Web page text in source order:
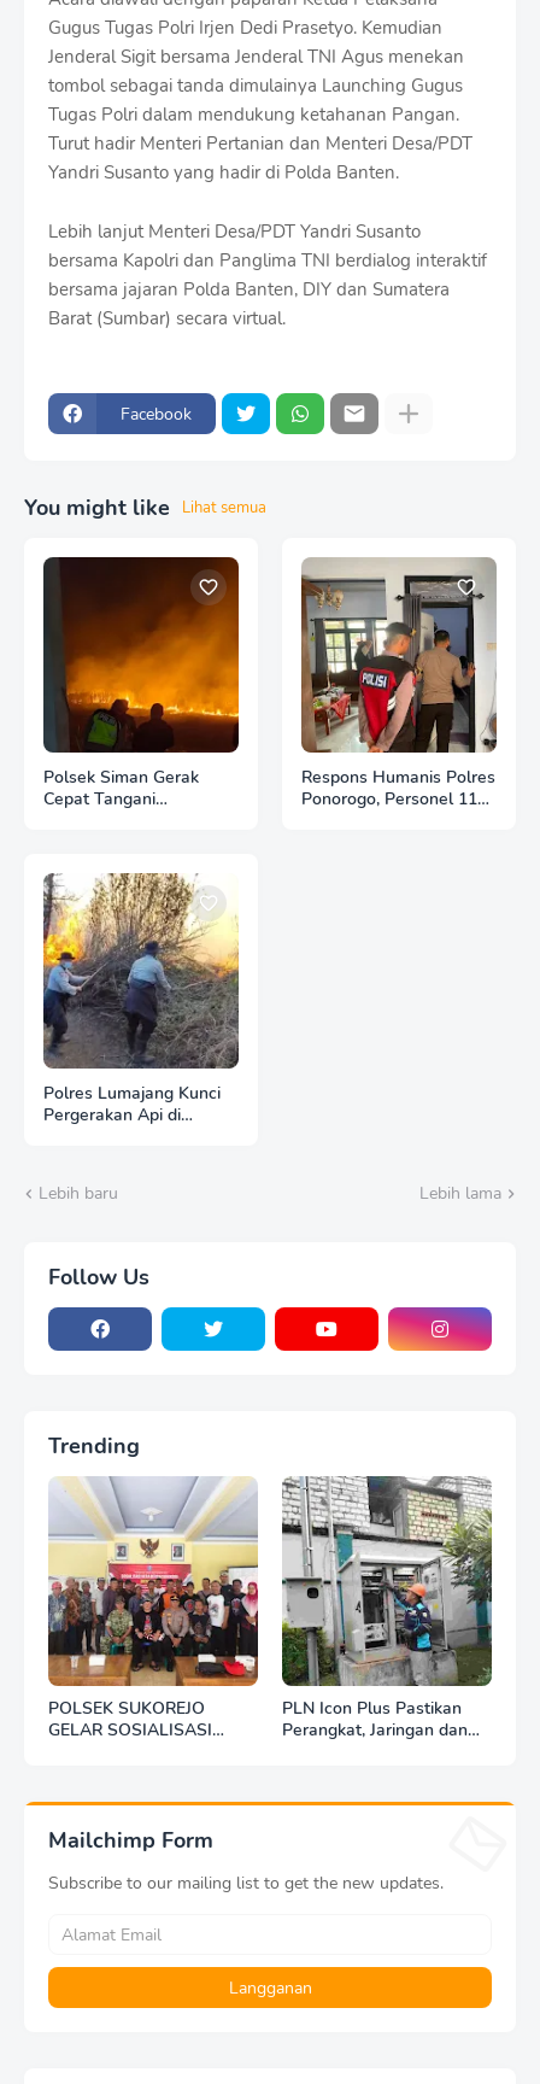
Gugus Tugas Polri Irjen Dedi Prasetyo. Kemudian
Jenderal Sigit bersama Jenderal TNI Agus menekan
tombol sebagai tanda dimulainya Launching Gugus
Tugas Polri dalam mendukung ketahanan Pangan.
Turut hadir Menteri Pertanian dan Menteri Desa/PDT
Yandri Susanto yang hadir di Polda Banten.
Lebih lanjut Menteri Desa/PDT Yandri Susanto
bersama Kapolri dan Panglima TNI berdialog interaktif
bersama jajaran Polda Banten, DIY dan Sumatera
Barat (Sumbar) secara virtual.
Facebook
You might like Lihat semua
Polsek Siman Gerak
Cepat Tangani
Respons Humanis Polres
Ponorogo, Personel 110
Polres Lumajang Kunci
Pergerakan Api di
Lebih baru
Lebih lama
Follow Us
Trending
POLSEK SUKOREJO
GELAR SOSIALISASI
PLN Icon Plus Pastikan
Perangkat, Jaringan dan
Mailchimp Form
Subscribe to our mailing list to get the new updates.